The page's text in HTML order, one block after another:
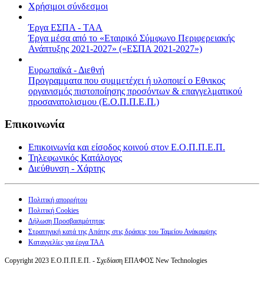
Χρήσιμοι σύνδεσμοι
Έργα ΕΣΠΑ - ΤΑΑ
Έργα μέσα από το «Εταιρικό Σύμφωνο Περιφερειακής
Ανάπτυξης 2021-2027» («ΕΣΠΑ 2021-2027»)
Ευρωπαϊκά - Διεθνή
Προγραμματα που συμμετέχει ή υλοποιεί ο Εθνικος
οργανισμός πιστοποίησης προσόντων & επαγγελματικού
προσανατολισμου (Ε.Ο.Π.Π.Ε.Π.)
Επικοινωνία
Επικοινωνία και είσοδος κοινού στον Ε.Ο.Π.Π.Ε.Π.
Τηλεφωνικός Κατάλογος
Διεύθυνση - Χάρτης
Πολιτική απορρήτου
Πολιτική Cookies
Δήλωση Προσβασιμότητας
Στρατηγική κατά της Απάτης στις δράσεις του Ταμείου Ανάκαμψης
Καταγγελίες για έργα ΤΑΑ
Copyright 2023 Ε.Ο.Π.Π.Ε.Π. - Σχεδίαση ΕΠΑΦΟΣ New Technologies